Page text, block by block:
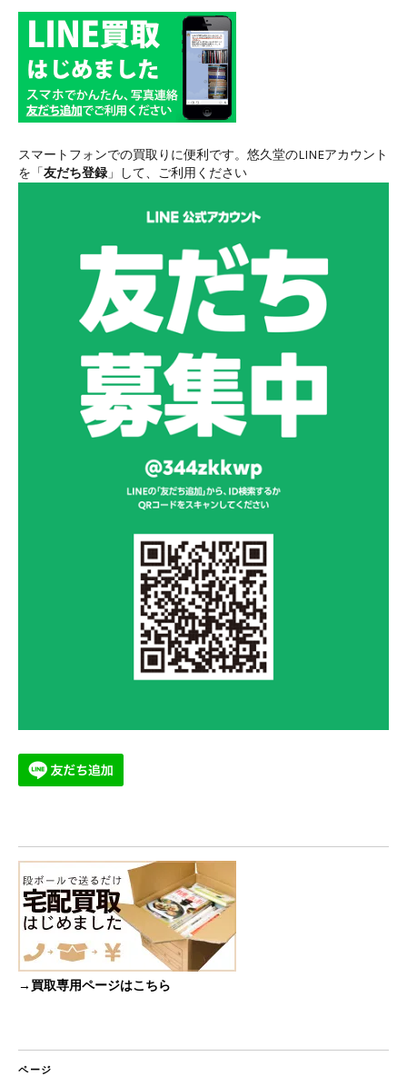
スマートフォンでの買取りに便利です。悠久堂のLINEアカウント
を「友だち登録 」して、ご利用ください
→買取専用ページはこちら
ページ